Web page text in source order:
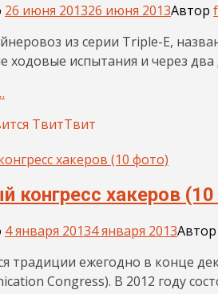
26 июня 201326 июня 2013Автор
из серии Triple-E,
ходовые испытания и через
ТвитТвит
конгресс хакеров
4 января 20134 января 2013Автор
традиции ежегодно в конце
Congress). В 2012 году